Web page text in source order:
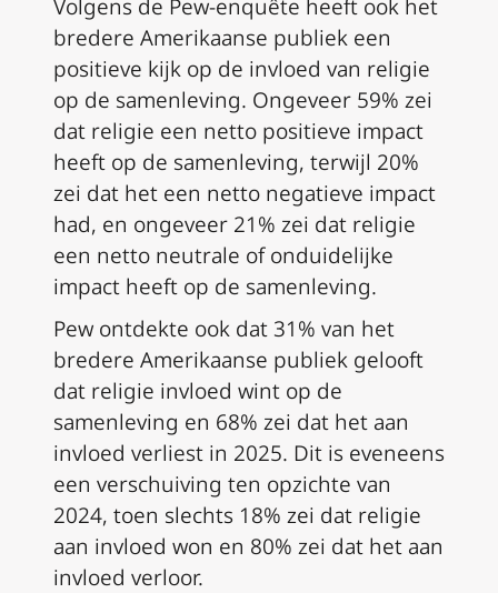
Volgens de Pew-enquête heeft ook het
bredere Amerikaanse publiek een
positieve kijk op de invloed van religie
op de samenleving. Ongeveer 59% zei
dat religie een netto positieve impact
heeft op de samenleving, terwijl 20%
zei dat het een netto negatieve impact
had, en ongeveer 21% zei dat religie
een netto neutrale of onduidelijke
impact heeft op de samenleving.
Pew ontdekte ook dat 31% van het
bredere Amerikaanse publiek gelooft
dat religie invloed wint op de
samenleving en 68% zei dat het aan
invloed verliest in 2025. Dit is eveneens
een verschuiving ten opzichte van
2024, toen slechts 18% zei dat religie
aan invloed won en 80% zei dat het aan
invloed verloor.